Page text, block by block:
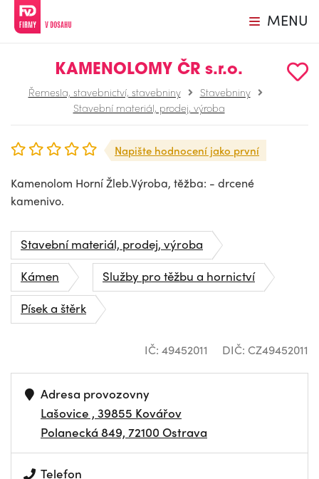
MENU
KAMENOLOMY ČR s.r.o.
Řemesla, stavebnictví, stavebniny
Stavebniny
Stavební materiál, prodej, výroba
Napište hodnocení jako první
Kamenolom Horní Žleb.Výroba, těžba: - drcené
kamenivo.
Stavební materiál, prodej, výroba
Kámen
Služby pro těžbu a hornictví
Písek a štěrk
IČ: 49452011 DIČ: CZ49452011
Adresa provozovny
Lašovice , 39855 Kovářov
Polanecká 849, 72100 Ostrava
Telefon